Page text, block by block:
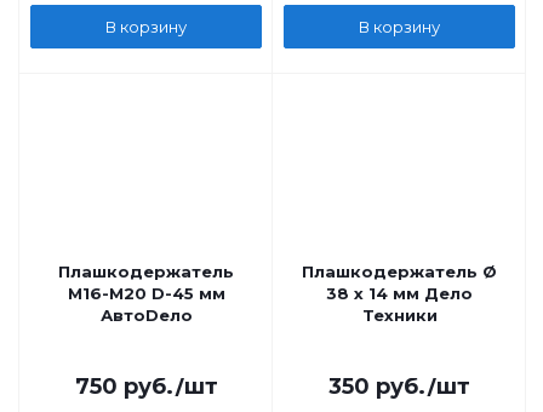
В корзину В корзину
Плашкодержатель
М16-М20 D-45 мм
АвтоDело
750 руб./шт
Плашкодержатель Ø
38 х 14 мм Дело
Техники
350 руб./шт